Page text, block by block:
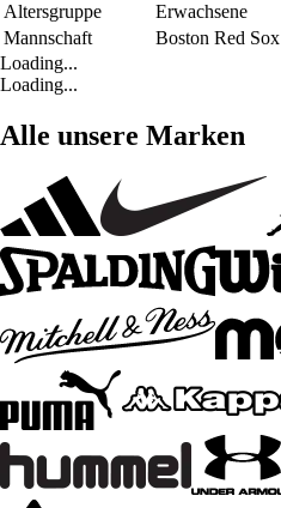
Altersgruppe
Erwachsene
Mannschaft
Boston Red Sox
Loading...
Loading...
Alle unsere Marken